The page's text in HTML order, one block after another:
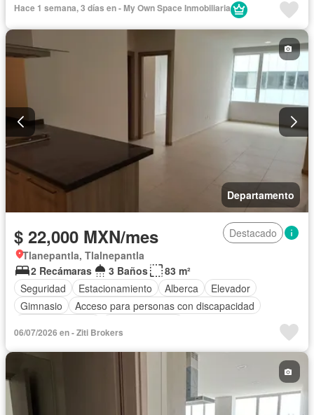
Hace 1 semana, 3 días en - My Own Space Inmobiliaria
Departamento
$ 22,000 MXN/mes
Destacado
Tlanepantla, Tlalnepantla
2 Recámaras
3 Baños
83 m²
Seguridad
Estacionamiento Alberca
Elevador
Gimnasio
Acceso para personas con discapacidad
Circuito cerrado de televisión
06/07/2026 en - Ziti Brokers